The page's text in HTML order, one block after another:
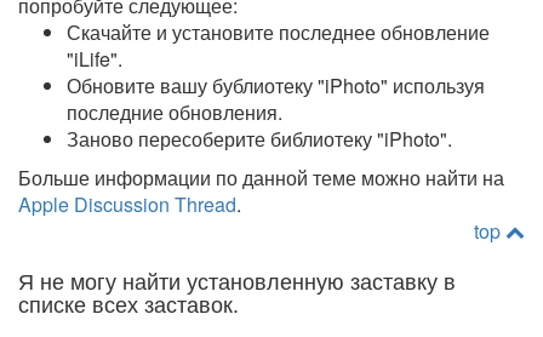
Скачайте и установите последнее обновление
"iLife".
Обновите вашу бублиотеку "iPhoto" используя
последние обновления.
Заново пересоберите библиотеку "iPhoto".
Больше информации по данной теме можно найти на
Apple Discussion Thread.
top
Я не могу найти установленную заставку в
списке всех заставок.